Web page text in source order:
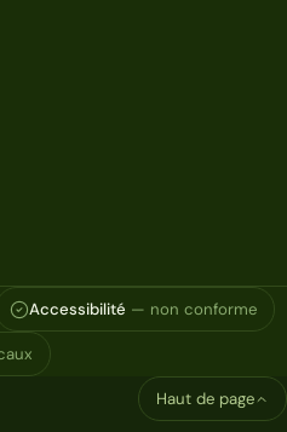
Accessibilité — non conforme
Haut de page